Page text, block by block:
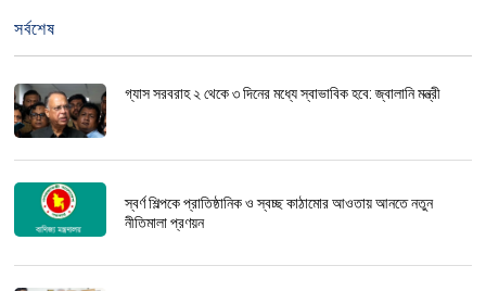
সর্বশেষ
গ্যাস সরবরাহ ২ থেকে ৩ দিনের মধ্যে স্বাভাবিক হবে: জ্বালানি মন্ত্রী
স্বর্ণ শিল্পকে প্রাতিষ্ঠানিক ও স্বচ্ছ কাঠামোর আওতায় আনতে নতুন
নীতিমালা প্রণয়ন